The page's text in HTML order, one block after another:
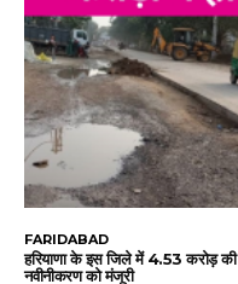
FARIDABAD
हरियाणा के इस जिले में 4.53 करोड़ की
नवीनीकरण को मंजूरी